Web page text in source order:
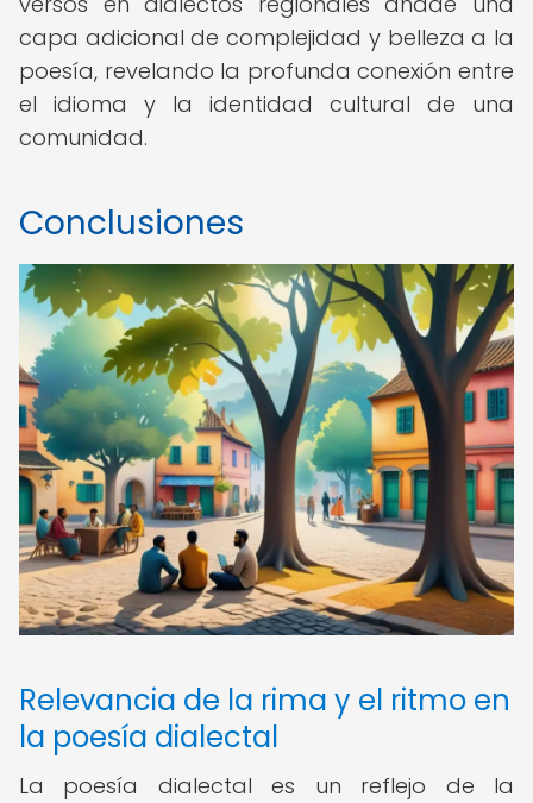
capa adicional de complejidad y belleza a la
poesía, revelando la profunda conexión entre
el idioma y la identidad cultural de una
comunidad.
Conclusiones
Relevancia de la rima y el ritmo en
la poesía dialectal
La poesía dialectal es un reflejo de la